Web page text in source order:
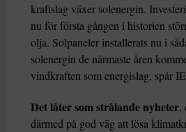
kraftslag växer solenergin.
nu för första gången i historien
olja. Solpaneler installerats nu i
solenergin de närmaste åren
vindkraften som energislag, spår
Det låter som strålande nyheter,
därmed på god väg att lösa